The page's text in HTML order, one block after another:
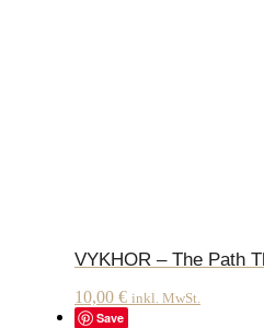
VYKHOR – The Path
10,00 € inkl. MwSt.
Save